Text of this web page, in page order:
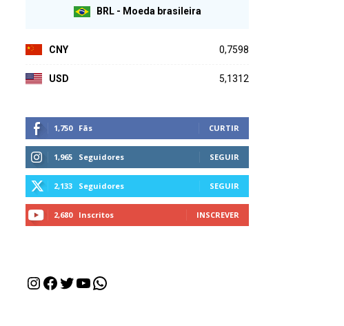
BRL - Moeda brasileira
CNY 0,7598
USD 5,1312
1,750 Fãs CURTIR
1,965 Seguidores SEGUIR
2,133 Seguidores SEGUIR
2,680 Inscritos INSCREVER
Instagram
Facebook
Twitter
Youtube
WhatsApp